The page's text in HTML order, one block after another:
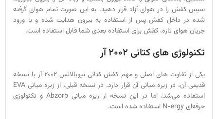
سپس کفش را در هوای آزاد قرار دهید. به این صورت تمام هوای گرفته
شده در داخل کفش پس از استفاده به بیرون هدایت شده و با ورود
جریان هوای تازه، کفش برای استفاده بعدی شما قابل استفاده است.
تکنولوژی های کتانی 2002 آر
یکی از تفاوت‌ های اصلی و مهم کفش کتانی نیوبالانس 2002 آر با نسخه
قدیمی آن، در زیره میانی آن قرار دارد. در نسخه قبلی، از زیره میانی EVA
استفاده می‌شد، اما در این نسخه از زیره میانی Abzorb و تکنولوژی
حرفه‌ای N-ergy استفاده شده است.